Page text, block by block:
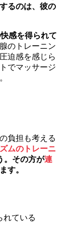
るのは、彼の
感を得られて
のトレーニン
迫感を感じら
でマッサージ
負担も考える
ムのトレーニ
。その方が連
す。
れている